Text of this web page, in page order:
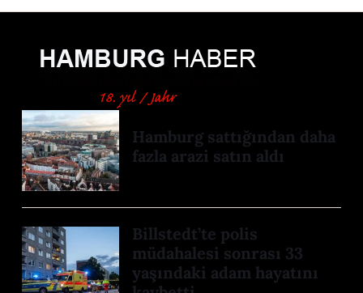
Hamburg sattığından daha
fazla arazi satın aldı
Billstedt’te polis
müdahalesi sonrası 33
yaşındaki adam hayatını